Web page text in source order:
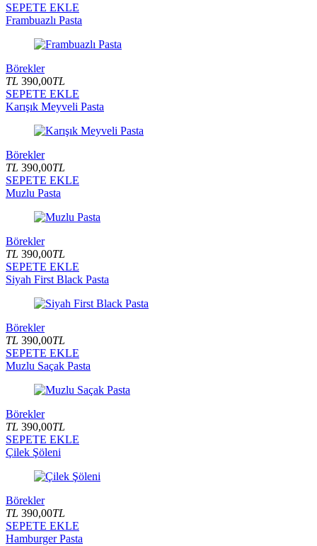
SEPETE EKLE
Frambuazlı Pasta
Börekler
TL 390,00TL
SEPETE EKLE
Karışık Meyveli Pasta
Börekler
TL 390,00TL
SEPETE EKLE
Muzlu Pasta
Börekler
TL 390,00TL
SEPETE EKLE
Siyah First Black Pasta
Börekler
TL 390,00TL
SEPETE EKLE
Muzlu Saçak Pasta
Börekler
TL 390,00TL
SEPETE EKLE
Çilek Şöleni
Börekler
TL 390,00TL
SEPETE EKLE
Hamburger Pasta